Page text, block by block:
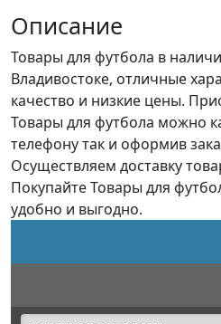
Описание
Товары для футбола в
Владивостоке, отличные
качество и низкие цены.
Товары для футбола можно
телефону так и оформив
Осуществляем доставку
Покупайте Товары для
удобно и выгодно.